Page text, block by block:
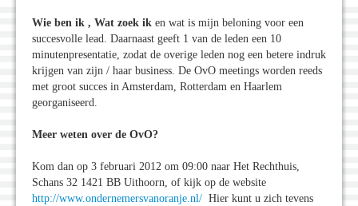
Wie ben ik , Wat zoek ik en wat is mijn beloning voor een
succesvolle lead. Daarnaast geeft 1 van de leden een 10
minutenpresentatie, zodat de overige leden nog een betere indruk
krijgen van zijn / haar business. De OvO meetings worden reeds
met groot succes in Amsterdam, Rotterdam en Haarlem
georganiseerd.
Meer weten over de OvO?
Kom dan op 3 februari 2012 om 09:00 naar Het Rechthuis,
Schans 32 1421 BB Uithoorn, of kijk op de website
http://www.ondernemersvanoranje.nl/ Hier kunt u zich tevens